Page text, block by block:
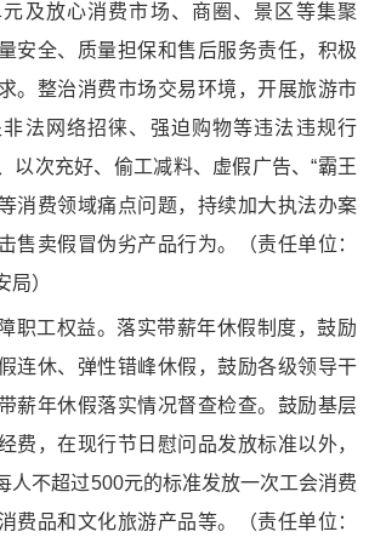
及放心消费市场、商圈、景区等集聚
安全、质量担保和售后服务责任，积极
。整治消费市场交易环境，开展旅游市
法网络招徕、强迫购物等违法违规行
以次充好、偷工减料、虚假广告、“霸王
消费领域痛点问题，持续加大执法办案
售卖假冒伪劣产品行为。（责任单位：
）
职工权益。落实带薪年休假制度，鼓励
连休、弹性错峰休假，鼓励各级领导干
薪年休假落实情况督查检查。鼓励基层
费，在现行节日慰问品发放标准以外，
人不超过500元的标准发放一次工会消费
费品和文化旅游产品等。（责任单位：